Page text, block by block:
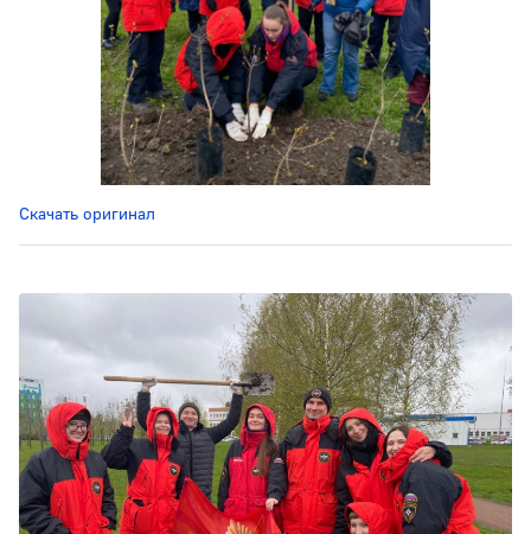
Скачать оригинал